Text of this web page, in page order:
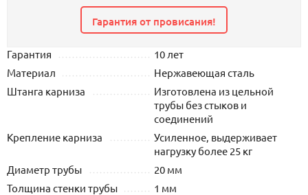
Гарантия от провисания!
Гарантия
10 лет
Материал
Нержавеющая сталь
Штанга карниза
Изготовлена из цельной
трубы без стыков и
соединений
Крепление карниза
Усиленное, выдерживает
нагрузку более 25 кг
Диаметр трубы
20 мм
Толщина стенки трубы
1 мм